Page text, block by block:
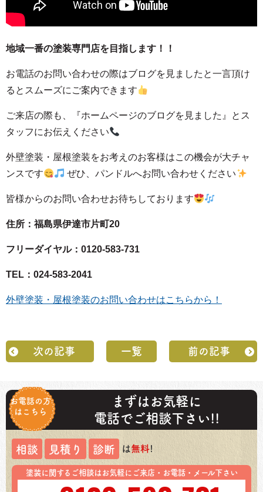
地域一番の塗装専門店を目指します！！
お電話のお問い合わせの際はブログを見ましたと一言頂け
るとスムーズにご案内できます
ご来店の際も、
『ホームページのブログを見ました』とス
タッフにお伝えください
外壁塗装・屋根塗装をお考えのお客様はこの機会が大チャ
ンスです
ぜひ、パンドルへお問い合わせください
皆様からのお問い合わせお待ちしております
住所：福島県伊達市片町20
フリーダイヤル：0120-583-731
TEL：024-583-2041
外壁塗装・屋根塗装のお問い合わせはこちらから！
次の記事 一覧 前の記事
お電話の方
はこちら
まずはお気軽に
電話でご相談下さい!!
相談 見積り 診断 は無料!
塗装に関するご相談はお気軽にご来店・お電話・メール下さい